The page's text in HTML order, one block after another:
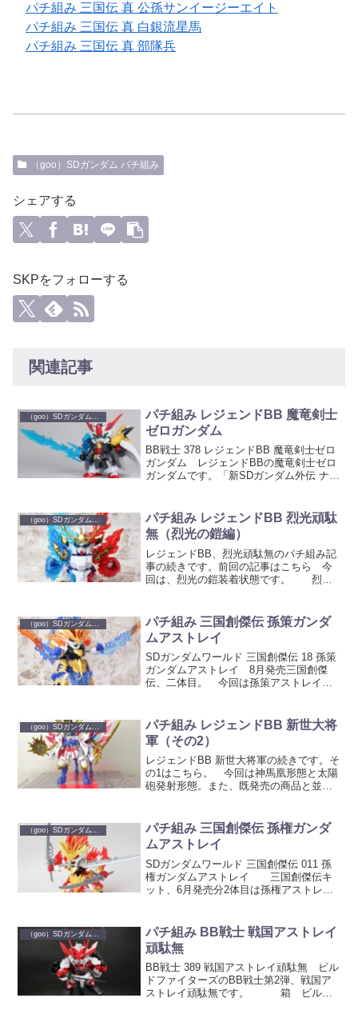
パチ組み 三国伝 真 公孫サンイージーエイト
パチ組み 三国伝 真 白銀流星馬
パチ組み 三国伝 真 部隊兵
（goo）SDガンダム パチ組み
シェアする
SKPをフォローする
関連記事
（goo）SDガンダム パチ組み
パチ組み レジェンドBB 魔竜剣士
ゼロガンダム
BB戦士 378 レジェンドBB 魔竜剣士ゼロ
ガンダム レジェンドBBの魔竜剣士ゼロ
ガンダムです。「新SDガンダム外伝 ナイ
竜剣士」 や「幻魔王の挑戦」での姿をキ
ット...
（goo）SDガンダム パチ組み
パチ組み レジェンドBB 烈光頑駄
無（烈光の鎧編）
レジェンドBB、烈光頑駄無のパチ組み記
事の続きです。前回の記事はこちら 今
回は、烈光の鎧装着状態です。 烈光
す。 烈光頑駄無（烈光の鎧
装着状態） 天来変幻の呪文とと...
パチ組み 三国創傑伝 孫策ガンダ
ムアストレイ
SDガンダムワールド 三国創傑伝 18 孫策
ガンダムアストレイ 8月発売三国創傑
伝、二体目。 今回は孫策アストレイ。
ります。 箱 Aパーツ。 今回は青
い成型色のSJ...
パチ組み レジェンドBB 新世大将
軍（その2）
レジェンドBB 新世大将軍の続きです。そ
の1はこちら。 今回は神馬凰形態と太陽
砲発射形態。また、既発売の商品と並べ
に変形。バックパックが変形し後脚にな
り、新世の足が延...
（goo）SDガンダム パチ組み
パチ組み 三国創傑伝 孫権ガンダ
ムアストレイ
SDガンダムワールド 三国創傑伝 011 孫
権ガンダムアストレイ 三国創傑伝キ
ット、6月発売分2体目は孫権アストレ
れます。また、武器等を使った孫堅との
連動要素も。 ...
パチ組み BB戦士 戦国アストレイ
頑駄無
BB戦士 389 戦国アストレイ頑駄無 ビル
ドファイターズのBB戦士第2弾、戦国ア
ストレイ頑駄無です。 箱 ビルス